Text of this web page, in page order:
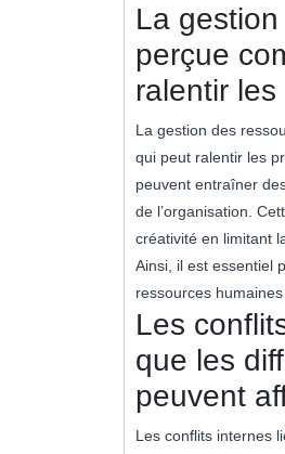
La
perçue
ralentir
La gestion des
qui peut ralentir les
peuvent entraîner
de l’organisation.
créativité en limitant
Ainsi, il est essentiel
ressources
Les
que les
peuvent
Les conflits internes